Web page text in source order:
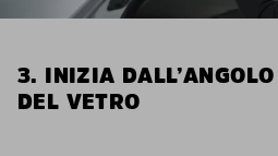
3. INIZIA
DEL VETRO